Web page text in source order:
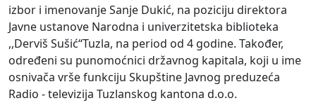
izbor i imenovanje Sanje Dukić, na poziciju direktora
Javne ustanove Narodna i univerzitetska biblioteka
,,Derviš Sušić“Tuzla, na period od 4 godine. Također,
određeni su punomoćnici državnog kapitala, koji u ime
osnivača vrše funkciju Skupštine Javnog preduzeća
Radio - televizija Tuzlanskog kantona d.o.o.